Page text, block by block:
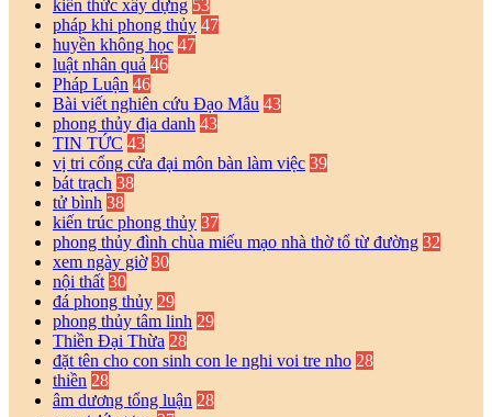
kiến thức xây dựng 53
pháp khi phong thủy 47
huyền không học 47
luật nhân quả 46
Pháp Luận 46
Bài viết nghiên cứu Đạo Mẫu 43
phong thủy địa danh 43
TIN TỨC 43
vị tri cổng cửa đại môn bàn làm việc 39
bát trạch 38
tử bình 38
kiến trúc phong thủy 37
phong thủy đình chùa miếu mạo nhà thờ tổ từ đường 32
xem ngày giờ 30
nội thất 30
đá phong thủy 29
phong thủy tâm linh 29
Thiền Đại Thừa 28
đặt tên cho con sinh con le nghi voi tre nho 28
thiền 28
âm dương tổng luận 28